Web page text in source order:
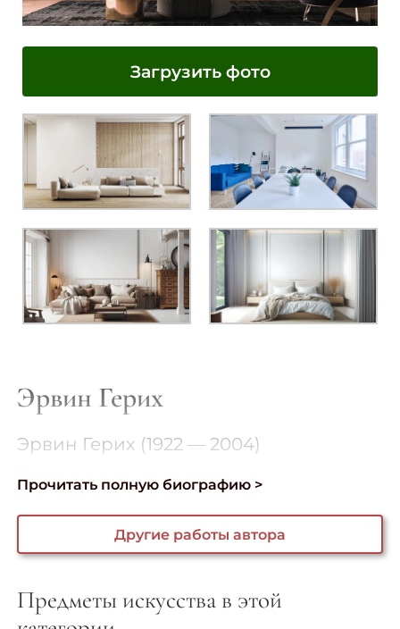
Загрузить фото
Эрвин Герих
Эрвин Герих (1922 — 2004)
Прочитать полную биографию >
Другие работы автора
Предметы искусства в этой